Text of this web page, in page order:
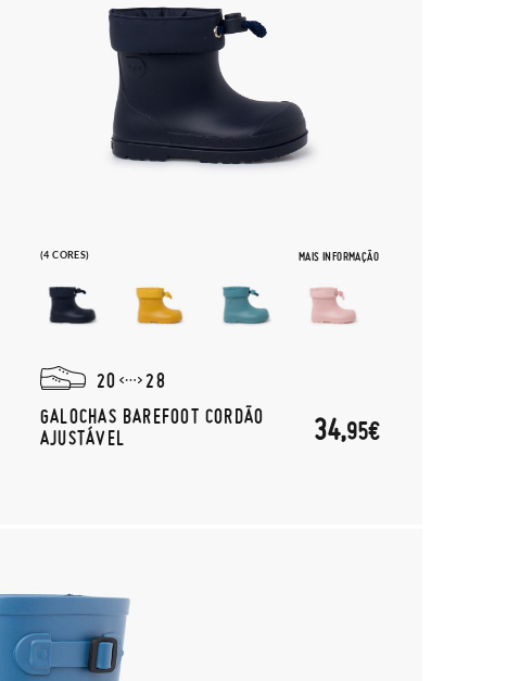
(4 CORES) MAIS INFORMAÇÃO
20
28
GALOCHAS BAREFOOT CORDÃO
AJUSTÁVEL
34,95€